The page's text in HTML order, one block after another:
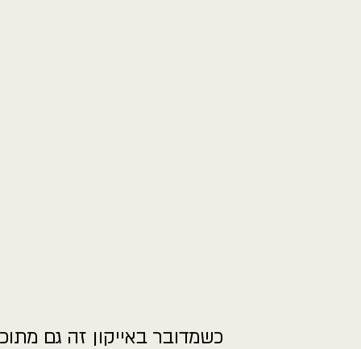
כשמדובר באייקון זה גם